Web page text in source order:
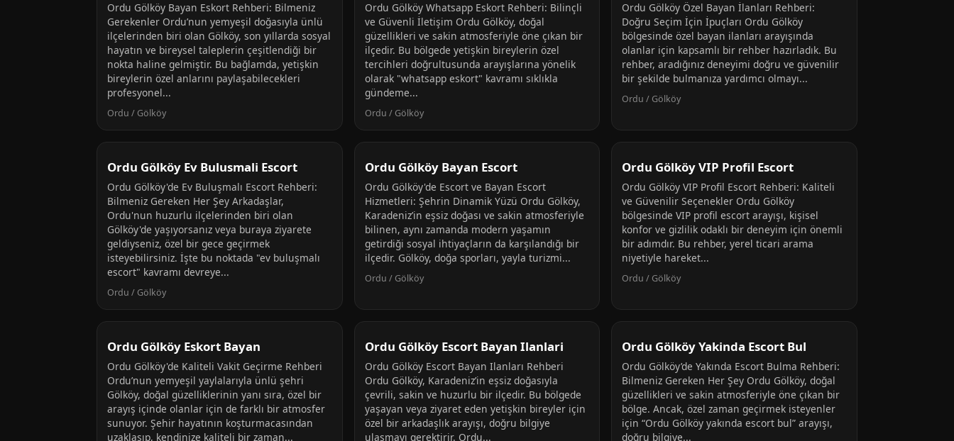
Ordu Gölköy Bayan Eskort Rehberi: Bilmeniz
Gerekenler Ordu’nun yemyeşil doğasıyla ünlü
ilçelerinden biri olan Gölköy, son yıllarda sosyal
hayatın ve bireysel taleplerin çeşitlendiği bir
nokta haline gelmiştir. Bu bağlamda, yetişkin
bireylerin özel anlarını paylaşabilecekleri
profesyonel...
Ordu / Gölköy
Ordu Gölköy Whatsapp Eskort Rehberi: Bilinçli
ve Güvenli İletişim Ordu Gölköy, doğal
güzellikleri ve sakin atmosferiyle öne çıkan bir
ilçedir. Bu bölgede yetişkin bireylerin özel
tercihleri doğrultusunda arayışlarına yönelik
olarak "whatsapp eskort" kavramı sıklıkla
gündeme...
Ordu / Gölköy
Ordu Gölköy Özel Bayan İlanları Rehberi:
Doğru Seçim İçin İpuçları Ordu Gölköy
bölgesinde özel bayan ilanları arayışında
olanlar için kapsamlı bir rehber hazırladık. Bu
rehber, aradığınız deneyimi doğru ve güvenilir
bir şekilde bulmanıza yardımcı olmayı...
Ordu / Gölköy
Ordu Gölköy Ev Bulusmali Escort
Ordu Gölköy'de Ev Buluşmalı Escort Rehberi:
Bilmeniz Gereken Her Şey Arkadaşlar,
Ordu'nun huzurlu ilçelerinden biri olan
Gölköy'de yaşıyorsanız veya buraya ziyarete
geldiyseniz, özel bir gece geçirmek
isteyebilirsiniz. İşte bu noktada "ev buluşmalı
escort" kavramı devreye...
Ordu / Gölköy
Ordu Gölköy Bayan Escort
Ordu Gölköy'de Escort ve Bayan Escort
Hizmetleri: Şehrin Dinamik Yüzü Ordu Gölköy,
Karadeniz’in eşsiz doğası ve sakin atmosferiyle
bilinen, aynı zamanda modern yaşamın
getirdiği sosyal ihtiyaçların da karşılandığı bir
ilçedir. Gölköy, doğa sporları, yayla turizmi...
Ordu / Gölköy
Ordu Gölköy VIP Profil Escort
Ordu Gölköy VIP Profil Escort Rehberi: Kaliteli
ve Güvenilir Seçenekler Ordu Gölköy
bölgesinde VIP profil escort arayışı, kişisel
konfor ve gizlilik odaklı bir deneyim için önemli
bir adımdır. Bu rehber, yerel ticari arama
niyetiyle hareket...
Ordu / Gölköy
Ordu Gölköy Eskort Bayan
Ordu Gölköy'de Kaliteli Vakit Geçirme Rehberi
Ordu’nun yemyeşil yaylalarıyla ünlü şehri
Gölköy, doğal güzelliklerinin yanı sıra, özel bir
arayış içinde olanlar için de farklı bir atmosfer
sunuyor. Şehir hayatının koşturmacasından
uzaklaşıp, kendinize kaliteli bir zaman...
Ordu Gölköy Escort Bayan Ilanlari
Ordu Gölköy Escort Bayan Ilanları Rehberi
Ordu Gölköy, Karadeniz’in eşsiz doğasıyla
çevrili, sakin ve huzurlu bir ilçedir. Bu bölgede
yaşayan veya ziyaret eden yetişkin bireyler için
özel bir arkadaşlık arayışı, doğru bilgiye
ulaşmayı gerektirir. Ordu...
Ordu Gölköy Yakinda Escort Bul
Ordu Gölköy’de Yakında Escort Bulma Rehberi:
Bilmeniz Gereken Her Şey Ordu Gölköy, doğal
güzellikleri ve sakin atmosferiyle öne çıkan bir
bölge. Ancak, özel zaman geçirmek isteyenler
için “Ordu Gölköy yakında escort bul” arayışı,
doğru bilgiye...